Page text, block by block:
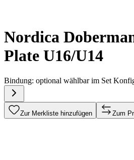
Nordica
Plate U16/U14
Bindung: optional wählbar im Set
Zur Merkliste hinzufügen Zum